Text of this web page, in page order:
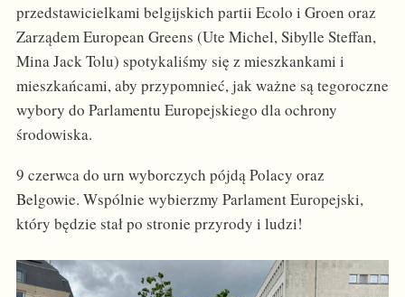
przedstawicielkami belgijskich partii Ecolo i Groen oraz
Zarządem European Greens (Ute Michel, Sibylle Steffan,
Mina Jack Tolu) spotykaliśmy się z mieszkankami i
mieszkańcami, aby przypomnieć, jak ważne są tegoroczne
wybory do Parlamentu Europejskiego dla ochrony
środowiska.
9 czerwca do urn wyborczych pójdą Polacy oraz
Belgowie. Wspólnie wybierzmy Parlament Europejski,
który będzie stał po stronie przyrody i ludzi!